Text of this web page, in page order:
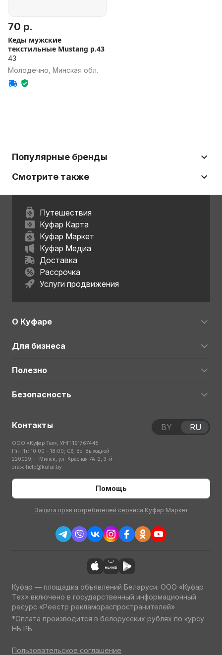
70 р.
Кеды мужские
текстильные Mustang р.43
43
Молодечно, Минская обл.
Популярные бренды
Смотрите также
Путешествия
Куфар Карта
Куфар Маркет
Куфар Медиа
Доставка
Рассрочка
Услуги продвижения
О Куфаре
Для бизнеса
Полезно
Безопасность
Контакты
ООО «Куфар Тех», УНП 191767445
Пн-Пт: 10:00 – 18:00; Сб, Вс: Выходной
220029, г. Минск, ул. Красная 7А-2, 3-й
этаж help@kufar.by
Помощь
Защита прав потребителей сервиса Куфар Маркет
BY RU
Куфар — площадка объявлений Беларуси. ООО «Куфар
Тех» включено в государственный информационный
ресурс «Реестр рекламораспространителей»
*Оплата производится в белорусских рублях по курсу
НБ РБ.
Пользовательское соглашение